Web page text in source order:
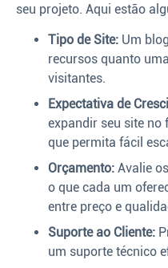
seu projeto. Aqui estão
Tipo de Site: Um
recursos quanto
visitantes.
Expectativa de
expandir seu site no
que permita fácil
Orçamento: Avalie
o que cada um
entre preço e
Suporte ao Cliente:
um suporte técnico